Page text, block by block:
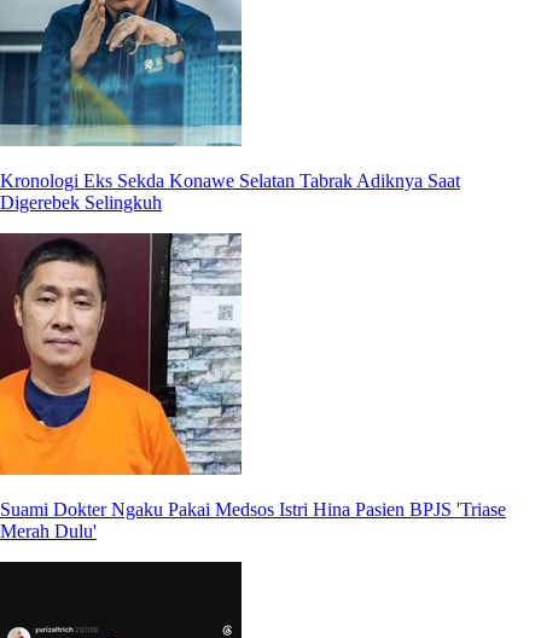
Kronologi Eks Sekda Konawe Selatan Tabrak Adiknya Saat
Digerebek Selingkuh
Suami Dokter Ngaku Pakai Medsos Istri Hina Pasien BPJS 'Triase
Merah Dulu'